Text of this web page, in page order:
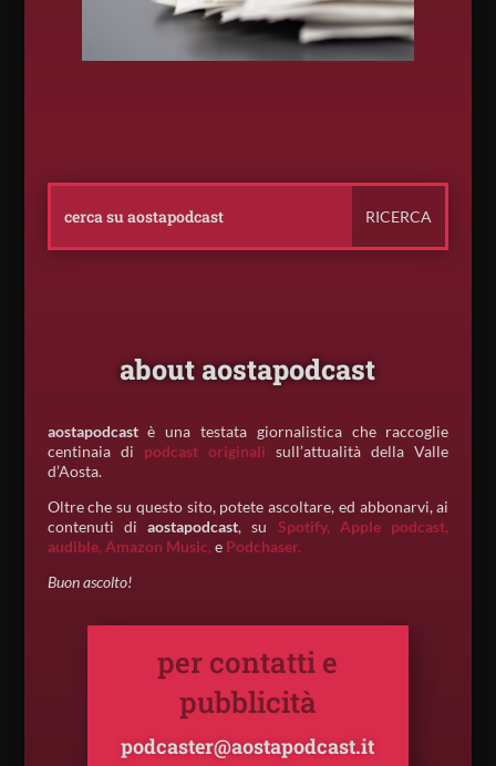
about aostapodcast
aostapodcastè una testata giornalistica che raccoglie
centinaia di podcast originali sull’attualità della Valle
d’Aosta.
Oltre che su questo sito, potete ascoltare, ed abbonarvi, ai
contenuti diaostapodcast, su Spotify, Apple podcast,
audible, Amazon Music,e Podchaser.
Buon ascolto!
per contatti e
pubblicità
podcaster@aostapodcast.it